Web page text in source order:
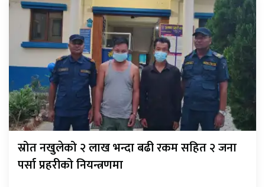
स्रोत नखुलेको २ लाख भन्दा बढी रकम सहित २ जना
पर्सा प्रहरीको नियन्त्रणमा